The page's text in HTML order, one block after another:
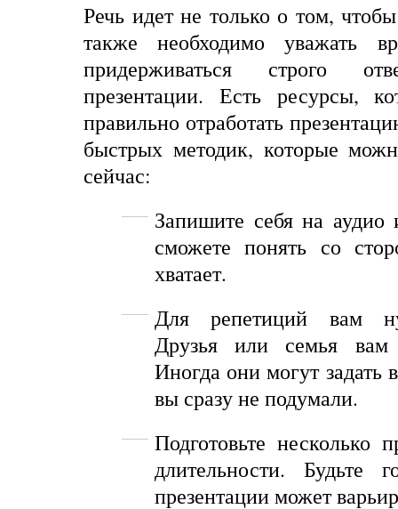
Речь идет не только о том,чтобы
также необходимо уважать
придерживаться строго
презентации. Есть ресурсы,
правильно отработать
быстрых методик, которые
сейчас:
Запишите себя на
сможете понять со
хватает.
Для репетиций вам
Друзья или семья
Иногда они могут задать
вы сразу не подумали.
Подготовьте несколько
длительности. Будьте
презентации может